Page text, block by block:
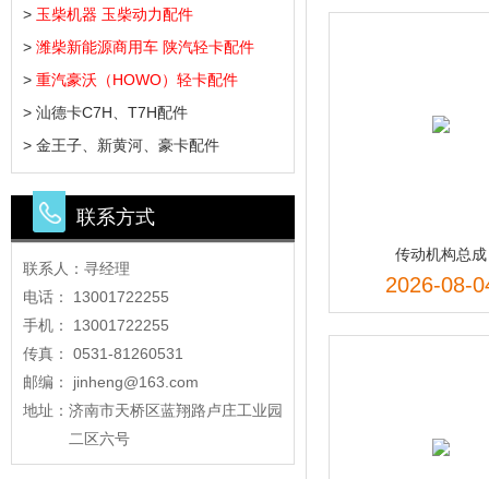
> 玉柴机器 玉柴动力配件
> 潍柴新能源商用车 陕汽轻卡配件
> 重汽豪沃（HOWO）轻卡配件
> 汕德卡C7H、T7H配件
> 金王子、新黄河、豪卡配件
联系方式
联系人：寻经理
电话： 13001722255
手机： 13001722255
传真： 0531-81260531
邮编： jinheng@163.com
地址： 济南市天桥区蓝翔路卢庄工业园
二区六号
传动机构总成
2026-08-